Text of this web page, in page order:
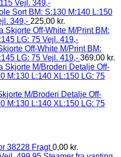
Sort BM: S:130 M:140 L:150
349,- 225,00 kr.
Off-White M/Print BM:
LG: 75 Vejl. 419,- 369,00 kr.
M/Broderi Detalje Off-
M:130 L:140 XL:150 LG: 75
Fragt 0,00 kr.